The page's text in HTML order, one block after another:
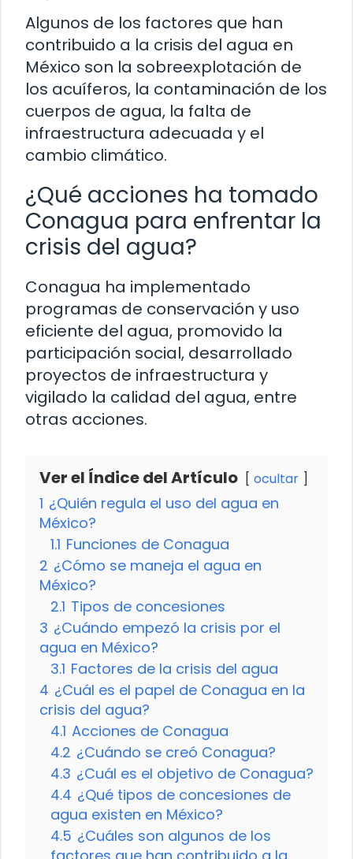
Algunos de los factores que han
contribuido a la crisis del agua en
México son la sobreexplotación de
los acuíferos, la contaminación de los
cuerpos de agua, la falta de
infraestructura adecuada y el
cambio climático.
¿Qué acciones ha tomado
Conagua para enfrentar la
crisis del agua?
Conagua ha implementado
programas de conservación y uso
eficiente del agua, promovido la
participación social, desarrollado
proyectos de infraestructura y
vigilado la calidad del agua, entre
otras acciones.
Ver el Índice del Artículo ocultar
1 ¿Quién regula el uso del agua en
México?
1.1 Funciones de Conagua
2 ¿Cómo se maneja el agua en
México?
2.1 Tipos de concesiones
3 ¿Cuándo empezó la crisis por el
agua en México?
3.1 Factores de la crisis del agua
4 ¿Cuál es el papel de Conagua en la
crisis del agua?
4.1 Acciones de Conagua
4.2 ¿Cuándo se creó Conagua?
4.3 ¿Cuál es el objetivo de Conagua?
4.4 ¿Qué tipos de concesiones de
agua existen en México?
4.5 ¿Cuáles son algunos de los